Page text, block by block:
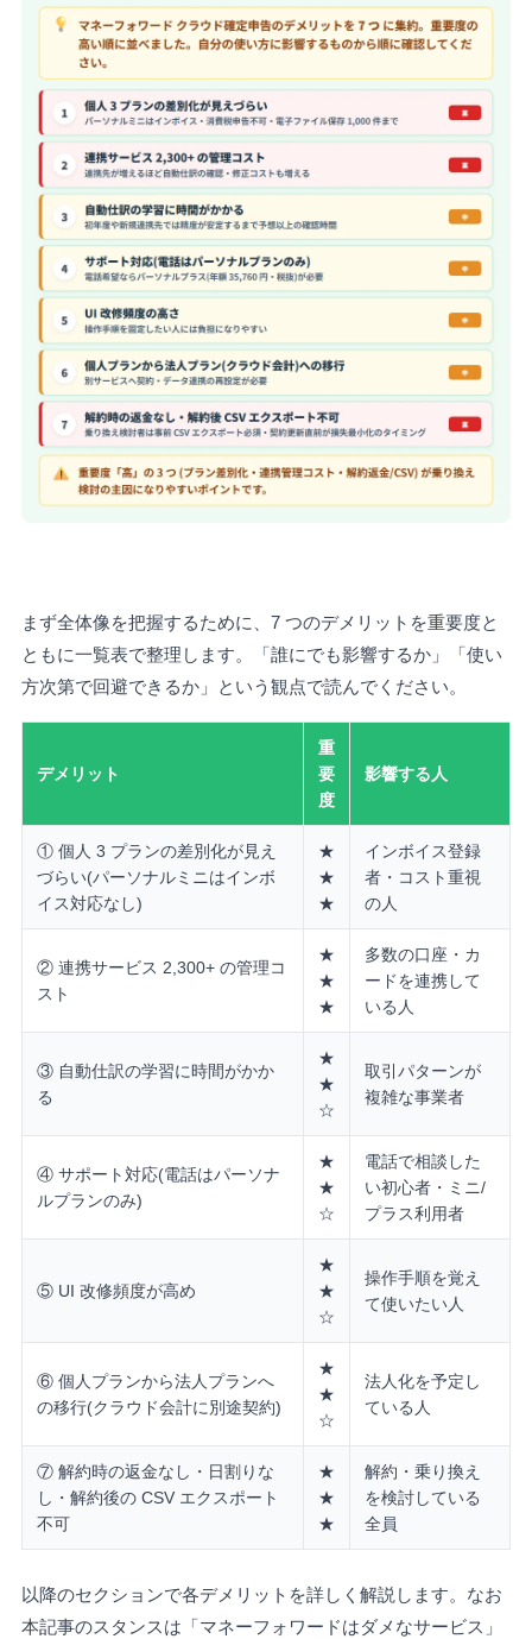
まず全体像を把握するために、7 つのデメリットを重要度と
ともに一覧表で整理します。「誰にでも影響するか」「使い
方次第で回避できるか」という観点で読んでください。
デメリット
重
要
度
影響する人
① 個人 3 プランの差別化が見え
づらい(パーソナルミニはインボ
イス対応なし)
★
★
★
インボイス登録
者・コスト重視
の人
② 連携サービス 2,300+ の管理コ
スト
★
★
★
多数の口座・カ
ードを連携して
いる人
③ 自動仕訳の学習に時間がかか
る
★
★
☆
取引パターンが
複雑な事業者
④ サポート対応(電話はパーソナ
ルプランのみ)
★
★
☆
電話で相談した
い初心者・ミニ/
プラス利用者
⑤ UI 改修頻度が高め
★
★
☆
操作手順を覚え
て使いたい人
⑥ 個人プランから法人プランへ
の移行(クラウド会計に別途契約)
★
★
☆
法人化を予定し
ている人
⑦ 解約時の返金なし・日割りな
し・解約後の CSV エクスポート
不可
★
★
★
解約・乗り換え
を検討している
全員
以降のセクションで各デメリットを詳しく解説します。なお
本記事のスタンスは「マネーフォワードはダメなサービス」